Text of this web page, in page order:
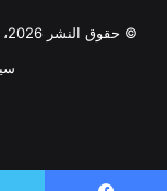
© حقوق النشر 2026، جميع الحقوق محفوظة |